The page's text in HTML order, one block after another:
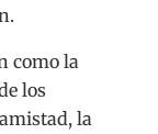
como la
los
la